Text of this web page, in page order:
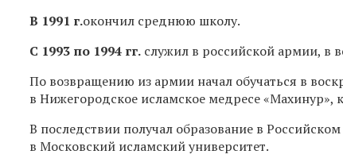
В 1991 г.окончил среднюю школу.
С 1993 по 1994 гг. служил в российской армии, в
По возвращению из армии начал обучаться в
в Нижегородское исламское медресе «Махинур»,
В последствии получал образование в
в Московский исламский университет.